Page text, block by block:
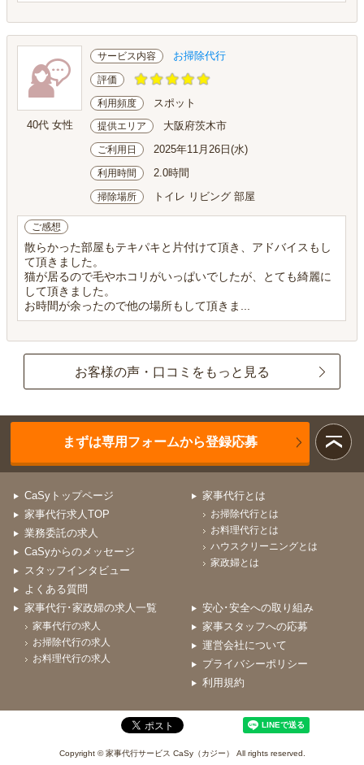
40代 女性
サービス内容 お掃除代行
評価
利用頻度 スポット
提供エリア 大阪府茨木市
ご利用日 2025年11月26日(水)
利用時間 2.0時間
掃除場所 トイレ リビング 部屋
ご感想
散らかった部屋もテキパキと片付けて頂き、アドバイスもし
て頂きました。
猫が居るので毛やホコリがいっぱいでしたが、とても綺麗に
して頂きました。
お時間が余ったので他の場所もして頂きま...
お客様の声・口コミをもっと見る
まずは専用フォームから登録応募
CaSyトップページ
家事代行求人TOP
業務委託の求人
CaSyからのメッセージ
スタッフインタビュー
よくある質問
家事代行とは
お掃除代行とは
お料理代行とは
ハウスクリーニングとは
家政婦とは
家事代行･家政婦の求人一覧
家事代行の求人
お掃除代行の求人
お料理代行の求人
安心･安全への取り組み
家事スタッフへの応募
運営会社について
プライバシーポリシー
利用規約
Copyright © 家事代行サービス CaSy（カジー） All rights reserved.